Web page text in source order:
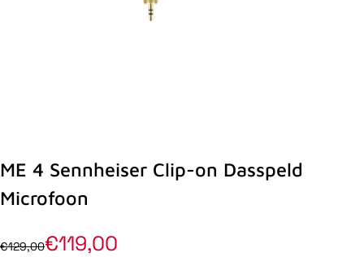
ME 4 Sennheiser Clip-on Dasspeld
Microfoon
€129,00€119,00